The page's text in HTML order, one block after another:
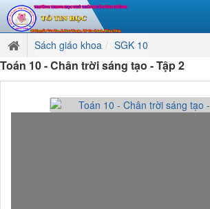
Sách giáo khoa SGK 10
Toán 10 - Chân trời sáng tạo - Tập 2